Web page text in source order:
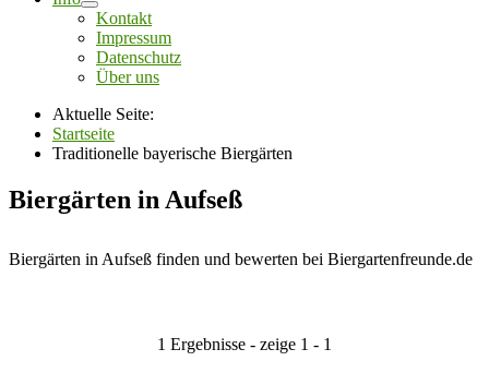
Kontakt
Impressum
Datenschutz
Über uns
Aktuelle Seite:
Startseite
Traditionelle bayerische Biergärten
Biergärten in Aufseß
Biergärten in Aufseß finden und bewerten bei Biergartenfreunde.de
1 Ergebnisse - zeige 1 - 1